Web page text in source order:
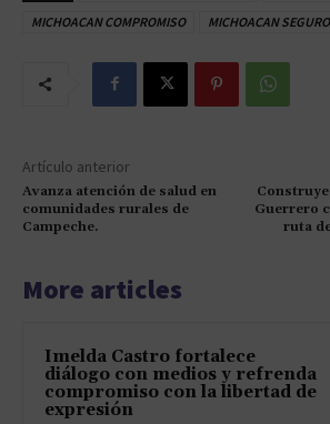
MICHOACAN COMPROMISO
MICHOACAN SEGURO
Artículo anterior
Avanza atención de salud en
comunidades rurales de
Campeche.
Guerrero
ruta
More articles
Imelda Castro fortalece
diálogo con medios y refrenda
compromiso con la libertad de
expresión